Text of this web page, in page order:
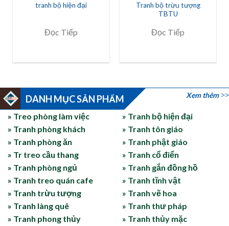
tranh bộ hiện đại
Đọc Tiếp
Tranh bộ trừu tượng
TBTU
Đọc Tiếp
DANH MỤC SẢN PHẨM Xem thêm
» Treo phòng làm việc
» Tranh phòng khách
» Tranh phòng ăn
» Tr treo cầu thang
» Tranh phòng ngủ
» Tranh treo quán cafe
» Tranh trừu tượng
» Tranh làng quê
» Tranh phong thủy
» Tranh bộ hiện đại
» Tranh tôn giáo
» Tranh phật giáo
» Tranh cổ điển
» Tranh gắn đồng hồ
» Tranh tĩnh vật
» Tranh vẽ hoa
» Tranh thư pháp
» Tranh thủy mặc